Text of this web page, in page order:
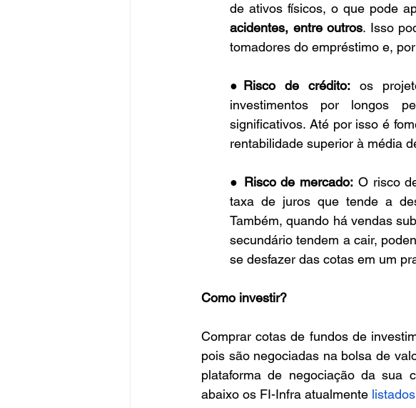
de ativos físicos, o que pode
acidentes, entre outros. Isso
tomadores do empréstimo e,
● Risco de crédito: os
investimentos por longos
significativos. Até por isso é
rentabilidade superior à média
● Risco de mercado: O risco
taxa de juros que tende a
Também, quando há vendas
secundário tendem a cair,
se desfazer das cotas em um
Como investir?
Comprar cotas de fundos de
pois são negociadas na bolsa de
plataforma de negociação da sua
abaixo os FI-Infra atualmente